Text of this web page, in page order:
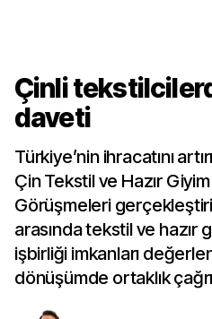
Çinli
daveti
Türkiye’nin ihracatını
Çin Tekstil ve Hazır
Görüşmeleri
arasında tekstil ve hazır
işbirliği imkanları
dönüşümde ortaklık